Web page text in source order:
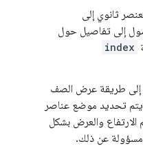
إلى
تفاصيل حول
طريقة عرض الصف
تحديد موضع عناصر
والعرض بشكل
عن ذلك.